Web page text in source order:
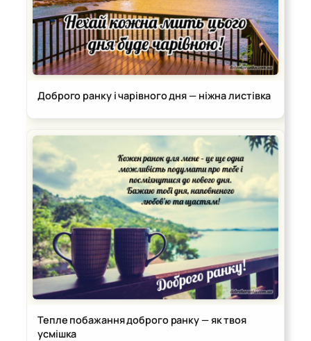
Доброго ранку і чарівного дня — ніжна листівка
Тепле побажання доброго ранку — як твоя
усмішка